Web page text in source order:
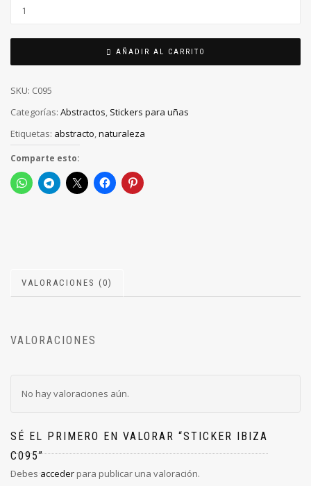
AÑADIR AL CARRITO
SKU: C095
Categorías: Abstractos, Stickers para uñas
Etiquetas: abstracto,naturaleza
Comparte esto:
VALORACIONES (0)
VALORACIONES
No hay valoraciones aún.
SÉ EL PRIMERO EN VALORAR “STICKER IBIZA
C095”
Debesacceder para publicar una valoración.